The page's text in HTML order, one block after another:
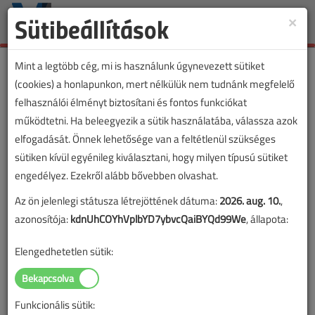
Toggle
Lapszám:
TARTALOM
Áttekintő táblázat alapján
Az elektromos fűtőtestekről
2022/1-2. lapszám
×
Sütibeállítások
Mint a legtöbb cég, mi is használunk úgynevezett sütiket
(cookies) a honlapunkon, mert nélkülük nem tudnánk megfelelő
felhasználói élményt biztosítani és fontos funkciókat
működtetni. Ha beleegyezik a sütik használatába, válassza azok
elfogadását. Önnek lehetősége van a feltétlenül szükséges
sütiken kívül egyénileg kiválasztani, hogy milyen típusú sütiket
engedélyez. Ezekről alább bővebben olvashat.
Az ön jelenlegi státusza létrejöttének dátuma:2026. aug. 10.,
azonosítója:kdnUhCOYhVplbYD7ybvcQaiBYQd99We, állapota:
Elengedhetetlen sütik:
Funkcionális sütik: